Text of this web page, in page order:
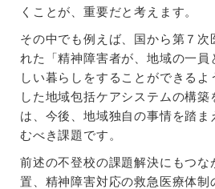
くことが、重要だと考えます。
その中でも例えば、国から第７次
れた「精神障害者が、地域の一員
しい暮らしをすることができる
した地域包括ケアシステムの構
は、今後、地域独自の事情を踏ま
むべき課題です。
前述の不登校の課題解決にもつな
置、精神障害対応の救急医療体制